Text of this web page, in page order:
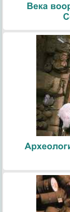
Века